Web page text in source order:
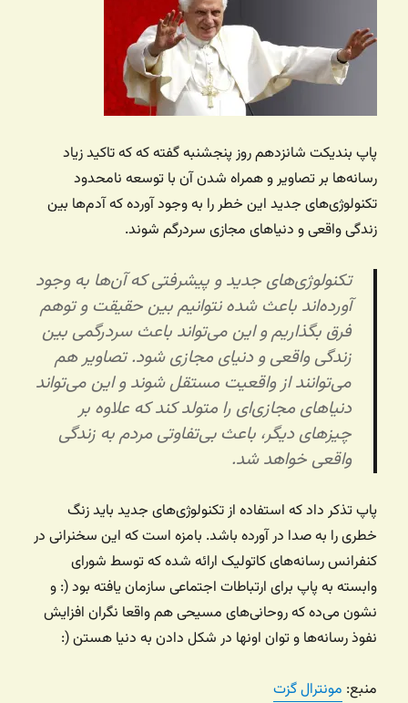
پاپ بندیکت شانزدهم روز پنجشنبه گفته که که تاکید زیاد
رسانه‌ها بر تصاویر و همراه شدن آن با توسعه نامحدود
تکنولوژی‌های جدید این خطر را به وجود آورده که آدم‌ها بین
زندگی واقعی و دنیاهای مجازی سردرگم شوند.
تکنولوژی‌های جدید و پیشرفتی که آن‌ها به وجود
آورده‌اند باعث شده نتوانیم بین حقیقت و توهم
فرق بگذاریم و این می‌تواند باعث سردرگمی بین
زندگی واقعی و دنیای مجازی شود. تصاویر هم
می‌توانند از واقعیت مستقل شوند و این می‌تواند
دنیاهای مجازی‌ای را متولد کند که علاوه بر
چیزهای دیگر، باعث بی‌تفاوتی مردم به زندگی
واقعی خواهد شد.
پاپ تذکر داد که استفاده از تکنولوژی‌های جدید باید زنگ
خطری را به صدا در آورده باشد. بامزه است که این سخنرانی در
کنفرانس رسانه‌های کاتولیک ارائه شده که توسط شورای
وابسته به پاپ برای ارتباطات اجتماعی سازمان یافته بود (: و
نشون می‌ده که روحانی‌های مسیحی هم واقعا نگران افزایش
نفوذ رسانه‌ها و توان اونها در شکل دادن به دنیا هستن (:
منبع: مونترال گزت